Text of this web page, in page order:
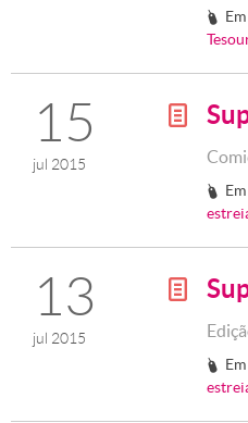
# Em
15
jul 2015
g
# Em
13
jul 2015
g
# Em